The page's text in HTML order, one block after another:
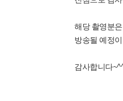
해당 촬영분
방송될 예정
감사합니다